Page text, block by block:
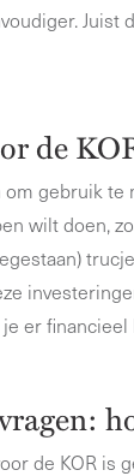
de
om gebruik
wilt doen,
je er
de KOR